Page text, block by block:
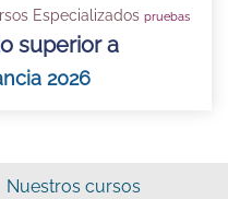
Especializados pruebas
superior a
2026
Nuestros cursos